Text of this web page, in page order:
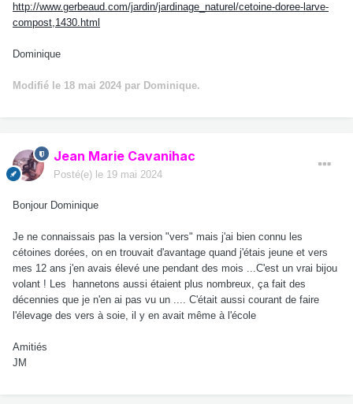
http://www.gerbeaud.com/jardin/jardinage_naturel/cetoine-doree-larve-
compost,1430.html
Dominique
Modifié le 18 mai 2024 par Dominique.
Jean Marie Cavanihac
Posté(e) le 19 mai 2024
Bonjour Dominique
Je ne connaissais pas la version "vers" mais j'ai bien connu les
cétoines dorées, on en trouvait d'avantage quand j'étais jeune et vers
mes 12 ans j'en avais élevé une pendant des mois ...C'est un vrai bijou
volant ! Les hannetons aussi étaient plus nombreux, ça fait des
décennies que je n'en ai pas vu un .... C'était aussi courant de faire
l'élevage des vers à soie, il y en avait même à l'école
Amitiés
JM